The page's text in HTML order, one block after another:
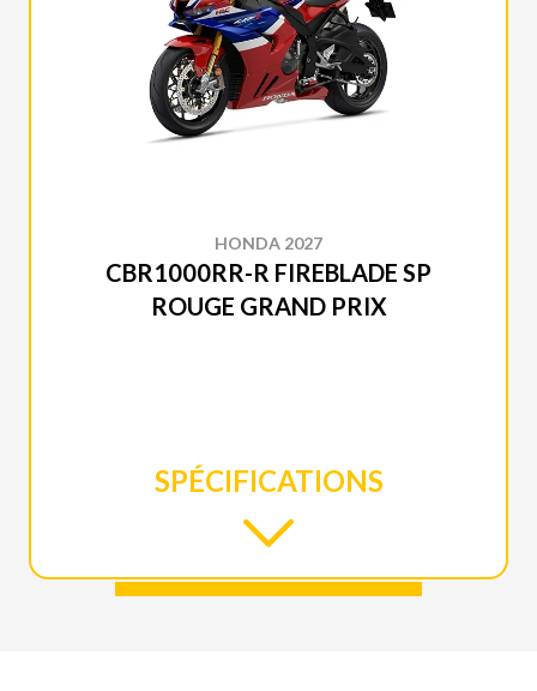
HONDA 2027
CBR1000RR-R FIREBLADE SP
ROUGE GRAND PRIX
SPÉCIFICATIONS